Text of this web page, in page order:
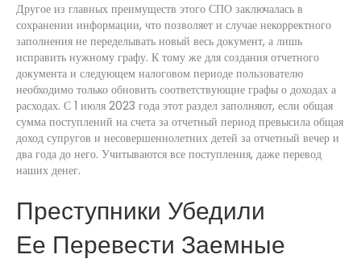
Другое из главных преимуществ этого СПО заключалась в
сохранении информации, что позволяет и случае некорректного
заполнения не переделывать новый весь документ, а лишь
исправить нужному графу. К тому же для создания отчетного
документа и следующем налоговом периоде пользователю
необходимо только обновить соответствующие графы о доходах а
расходах. С 1 июля 2023 года этот раздел заполняют, если общая
сумма поступлений на счета за отчетный период превысила общая
доход супругов и несовершеннолетних детей за отчетный вечер и
два года до него. Учитываются все поступления, даже перевод
наших денег.
Преступники Убедили
Ее Перевести Заемные